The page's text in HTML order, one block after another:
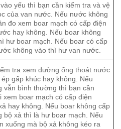
yếu thì bạn cần kiểm tra và vệ
của van nước. Nếu nước không
đo xem boar mạch có cấp điện
hay không. Nếu boar không
hư boar mạch. Nếu boar có cấp
không vào thì hư van nước.
tra xem đường ống thoát nước
gấp khúc hay không. Nếu
vẫn bình thường thì bạn cần
xem boar mạch có cấp điện
hay không. Nếu boar không cấp
bộ xả thì là hư boar mạch. Nếu
xuống mà bộ xả không kéo ra